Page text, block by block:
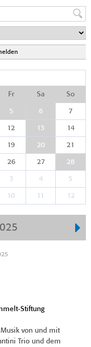
Fr Sa So
5 6 7
12 13 14
19 20 21
26 27 28
3 4 5
10 11 12
Stiftung
von und mit
Trio und dem